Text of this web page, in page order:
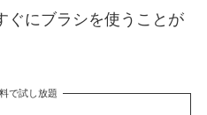
ぐにブラシを使うことが
で試し放題